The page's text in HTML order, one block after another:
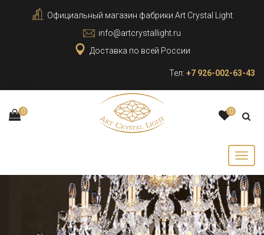
Официальный магазин фабрики Art Crystal Light
info@artcrystallight.ru
Доставка по всей России
Тел: +7 926-002-63-43
0 0